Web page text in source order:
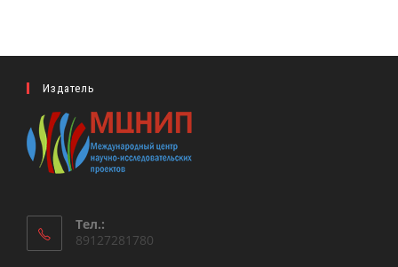
Издатель
Тел.:
89127281780